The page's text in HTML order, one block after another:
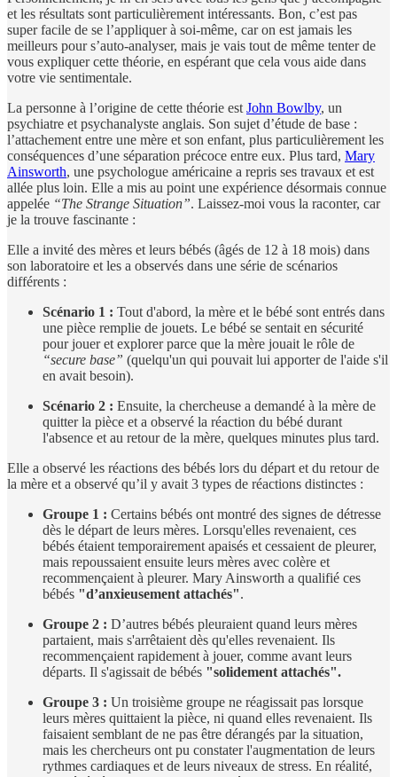
et les résultats sont particulièrement intéressants. Bon, c’est pas
super facile de se l’appliquer à soi-même, car on est jamais les
meilleurs pour s’auto-analyser, mais je vais tout de même tenter de
vous expliquer cette théorie, en espérant que cela vous aide dans
votre vie sentimentale.
La personne à l’origine de cette théorie est John Bowlby, un
psychiatre et psychanalyste anglais. Son sujet d’étude de base :
l’attachement entre une mère et son enfant, plus particulièrement les
conséquences d’une séparation précoce entre eux. Plus tard, Mary
Ainsworth, une psychologue américaine a repris ses travaux et est
allée plus loin. Elle a mis au point une expérience désormais connue
appelée “The Strange Situation”. Laissez-moi vous la raconter, car
je la trouve fascinante :
Elle a invité des mères et leurs bébés (âgés de 12 à 18 mois) dans
son laboratoire et les a observés dans une série de scénarios
différents :
Scénario 1 : Tout d'abord, la mère et le bébé sont entrés dans
une pièce remplie de jouets. Le bébé se sentait en sécurité
pour jouer et explorer parce que la mère jouait le rôle de
“secure base” (quelqu'un qui pouvait lui apporter de l'aide s'il
en avait besoin).
Scénario 2 : Ensuite, la chercheuse a demandé à la mère de
quitter la pièce et a observé la réaction du bébé durant
l'absence et au retour de la mère, quelques minutes plus tard.
Elle a observé les réactions des bébés lors du départ et du retour de
la mère et a observé qu’il y avait 3 types de réactions distinctes :
Groupe 1 : Certains bébés ont montré des signes de détresse
dès le départ de leurs mères. Lorsqu'elles revenaient, ces
bébés étaient temporairement apaisés et cessaient de pleurer,
mais repoussaient ensuite leurs mères avec colère et
recommençaient à pleurer. Mary Ainsworth a qualifié ces
bébés "d’anxieusement attachés".
Groupe 2 : D’autres bébés pleuraient quand leurs mères
partaient, mais s'arrêtaient dès qu'elles revenaient. Ils
recommençaient rapidement à jouer, comme avant leurs
départs. Il s'agissait de bébés "solidement attachés".
Groupe 3 : Un troisième groupe ne réagissait pas lorsque
leurs mères quittaient la pièce, ni quand elles revenaient. Ils
faisaient semblant de ne pas être dérangés par la situation,
mais les chercheurs ont pu constater l'augmentation de leurs
rythmes cardiaques et de leurs niveaux de stress. En réalité,